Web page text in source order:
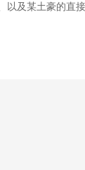
以及某土豪的直